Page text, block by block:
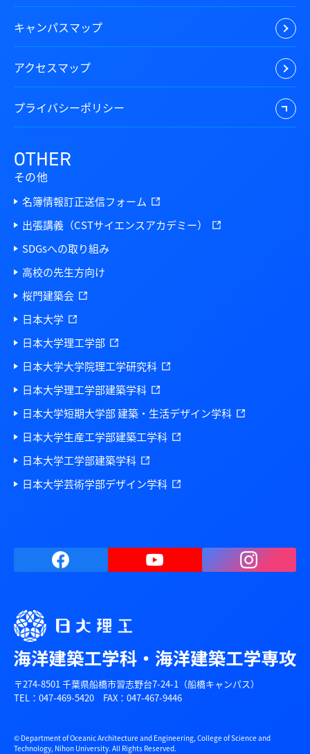
キャンパスマップ
アクセスマップ
プライバシーポリシー
OTHER
その他
名簿情報訂正送信フォーム
出張講義（CSTサイエンスアカデミー）
SDGsへの取り組み
高校の先生方向け
桜門建築会
日本大学
日本大学理工学部
日本大学大学院理工学研究科
日本大学理工学部建築学科
日本大学短期大学部 建築・生活デザイン学科
日本大学生産工学部建築工学科
日本大学工学部建築学科
日本大学芸術学部デザイン学科
〒274-8501 千葉県船橋市習志野台7-24-1（船橋キャンパス）
TEL：047-469-5420 FAX：047-467-9446
© Department of Oceanic Architecture and Engineering, College of Science and
Technology, Nihon University. All Rights Reserved.